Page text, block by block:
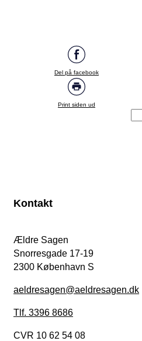
Del på facebook
Print siden ud
Kontakt
Ældre Sagen
Snorresgade 17-19
2300 København S
aeldresagen@aeldresagen.dk
Tlf. 3396 8686
CVR 10 62 54 08